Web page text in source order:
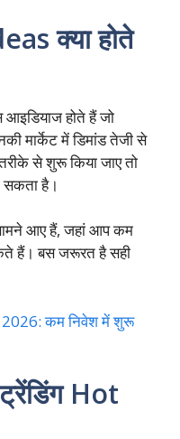
क्या होते
होते हैं जो
मार्केट में डिमांड तेजी से
से शुरू किया जाए तो
सकता है।
आए हैं, जहां आप कम
हैं। बस जरूरत है सही
कम निवेश में शुरू
Hot